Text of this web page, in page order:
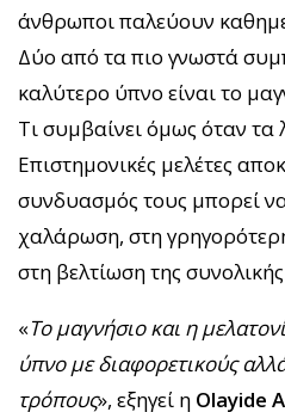
άνθρωποι παλεύουν
Δύο από τα πιο γνωστά
καλύτερο ύπνο είναι το
Τι συμβαίνει όμως όταν τα
Επιστημονικές μελέτες
συνδυασμός τους μπορεί
χαλάρωση, στη
στη βελτίωση της
«Το μαγνήσιο και η
ύπνο με διαφορετικούς
τρόπους», εξηγεί η Olayide